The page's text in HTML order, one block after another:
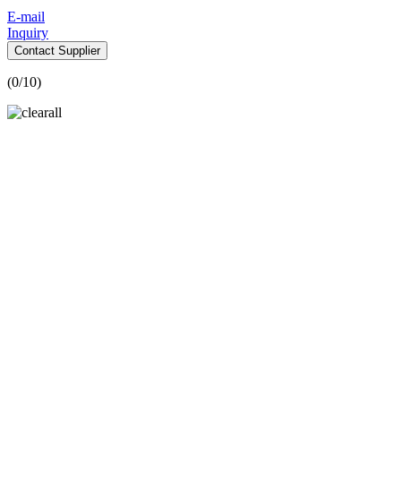
E-mail
Inquiry
Contact Supplier
(0/10)